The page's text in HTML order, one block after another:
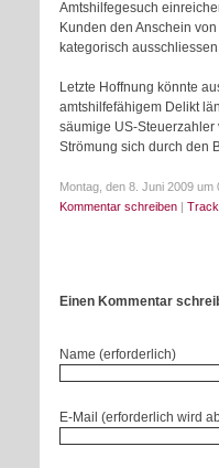
Amtshilfegesuch
Kunden den Anschein
kategorisch
Letzte Hoffnung könnte
amtshilfefähigem Delikt
säumige US-
Strömung sich durch den
Montag, den 8. Juni 2009 um
Kommentar schreiben |
Einen Kommentar
Name (erforderlich)
E-Mail (erforderlich wird